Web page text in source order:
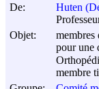
De:
Huten
Objet:
membres
pour une
membre